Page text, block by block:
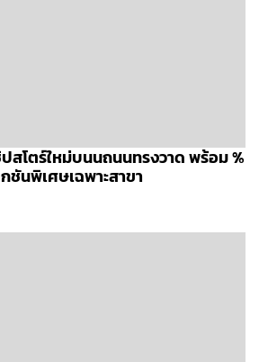
โตร์ใหม่บนนถนนทรงวาด พร้อม %
ชันพิเศษเฉพาะสาขา